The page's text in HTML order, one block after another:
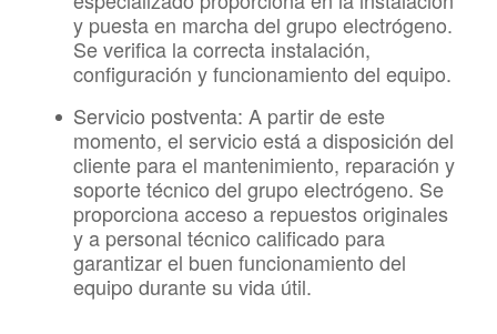
y puesta en marcha del grupo electrógeno.
Se verifica la correcta instalación,
configuración y funcionamiento del equipo.
Servicio postventa: A partir de este
momento, el servicio está a disposición del
cliente para el mantenimiento, reparación y
soporte técnico del grupo electrógeno. Se
proporciona acceso a repuestos originales
y a personal técnico calificado para
garantizar el buen funcionamiento del
equipo durante su vida útil.